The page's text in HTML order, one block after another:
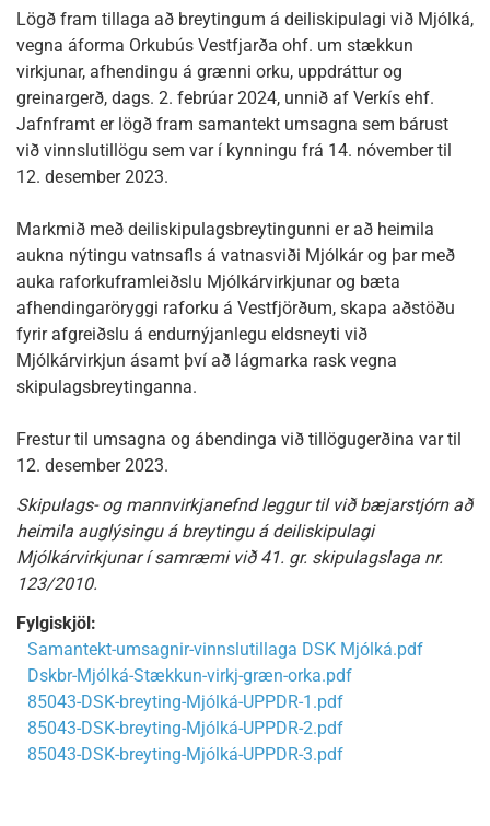
Lögð fram tillaga að breytingum á deiliskipulagi við Mjólká,
vegna áforma Orkubús Vestfjarða ohf. um stækkun
virkjunar, afhendingu á grænni orku, uppdráttur og
greinargerð, dags. 2. febrúar 2024, unnið af Verkís ehf.
Jafnframt er lögð fram samantekt umsagna sem bárust
við vinnslutillögu sem var í kynningu frá 14. nóvember til
12. desember 2023.
Markmið með deiliskipulagsbreytingunni er að heimila
aukna nýtingu vatnsafls á vatnasviði Mjólkár og þar með
auka raforkuframleiðslu Mjólkárvirkjunar og bæta
afhendingaröryggi raforku á Vestfjörðum, skapa aðstöðu
fyrir afgreiðslu á endurnýjanlegu eldsneyti við
Mjólkárvirkjun ásamt því að lágmarka rask vegna
skipulagsbreytinganna.
Frestur til umsagna og ábendinga við tillögugerðina var til
12. desember 2023.
Skipulags- og mannvirkjanefnd leggur til við bæjarstjórn að
heimila auglýsingu á breytingu á deiliskipulagi
Mjólkárvirkjunar í samræmi við 41. gr. skipulagslaga nr.
123/2010.
Fylgiskjöl:
Samantekt-umsagnir-vinnslutillaga DSK Mjólká.pdf
Dskbr-Mjólká-Stækkun-virkj-græn-orka.pdf
85043-DSK-breyting-Mjólká-UPPDR-1.pdf
85043-DSK-breyting-Mjólká-UPPDR-2.pdf
85043-DSK-breyting-Mjólká-UPPDR-3.pdf